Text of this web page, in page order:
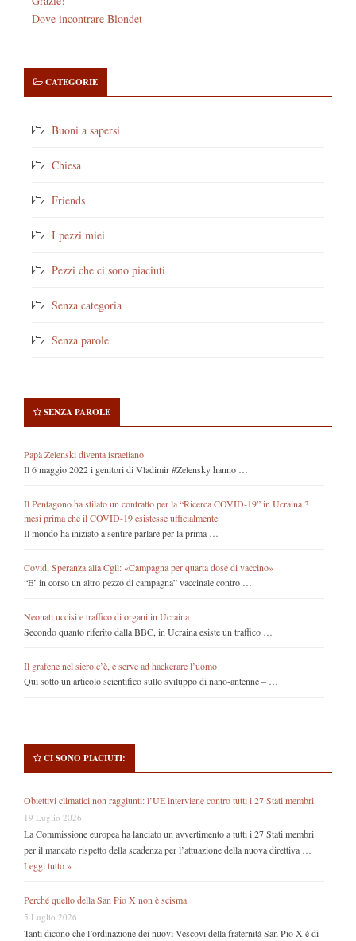
Dove incontrare Blondet
CATEGORIE
Buoni a sapersi
Chiesa
Friends
I pezzi miei
Pezzi che ci sono piaciuti
Senza categoria
Senza parole
SENZA PAROLE
Papà Zelenski diventa israeliano
Il 6 maggio 2022 i genitori di Vladimir #Zelensky hanno …
Il Pentagono ha stilato un contratto per la “Ricerca COVID-19” in Ucraina 3
mesi prima che il COVID-19 esistesse ufficialmente
Il mondo ha iniziato a sentire parlare per la prima …
Covid, Speranza alla Cgil: «Campagna per quarta dose di vaccino»
“E’ in corso un altro pezzo di campagna” vaccinale contro …
Neonati uccisi e traffico di organi in Ucraina
Secondo quanto riferito dalla BBC, in Ucraina esiste un traffico …
Il grafene nel siero c’è, e serve ad hackerare l’uomo
Qui sotto un articolo scientifico sullo sviluppo di nano-antenne – …
CI SONO PIACIUTI:
Obiettivi climatici non raggiunti: l’UE interviene contro tutti i 27 Stati membri.
19 Luglio 2026
La Commissione europea ha lanciato un avvertimento a tutti i 27 Stati membri
per il mancato rispetto della scadenza per l’attuazione della nuova direttiva …
Leggi tutto »
Perché quello della San Pio X non è scisma
5 Luglio 2026
Tanti dicono che l’ordinazione dei nuovi Vescovi della fraternità San Pio X è di